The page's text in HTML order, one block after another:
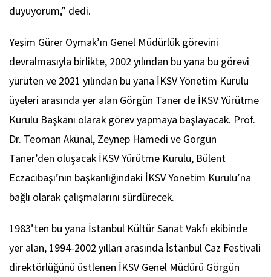
duyuyorum,” dedi.
Yeşim Gürer Oymak’ın Genel Müdürlük görevini
devralmasıyla birlikte, 2002 yılından bu yana bu görevi
yürüten ve 2021 yılından bu yana İKSV Yönetim Kurulu
üyeleri arasında yer alan Görgün Taner de İKSV Yürütme
Kurulu Başkanı olarak görev yapmaya başlayacak. Prof.
Dr. Teoman Akünal, Zeynep Hamedi ve Görgün
Taner’den oluşacak İKSV Yürütme Kurulu, Bülent
Eczacıbaşı’nın başkanlığındaki İKSV Yönetim Kurulu’na
bağlı olarak çalışmalarını sürdürecek.
1983’ten bu yana İstanbul Kültür Sanat Vakfı ekibinde
yer alan, 1994-2002 yılları arasında İstanbul Caz Festivali
direktörlüğünü üstlenen İKSV Genel Müdürü Görgün